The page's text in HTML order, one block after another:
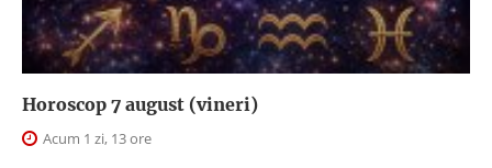
Horoscop 7 august (vineri)
Acum 1 zi, 13 ore